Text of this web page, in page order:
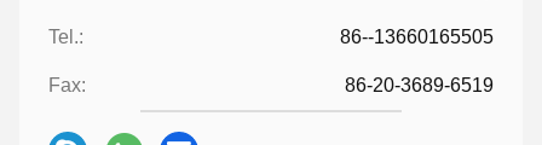
Tel.: 86--13660165505
Fax: 86-20-3689-6519